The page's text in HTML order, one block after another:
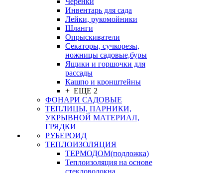
Инвентарь для сада
Лейки, рукомойники
Шланги
Опрыскиватели
Секаторы, сучкорезы,
ножницы садовые,буры
Ящики и горшочки для
рассады
Кашпо и кронштейны
+ ЕЩЕ 2
ФОНАРИ САДОВЫЕ
ТЕПЛИЦЫ, ПАРНИКИ,
УКРЫВНОЙ МАТЕРИАЛ,
ГРЯДКИ
РУБЕРОИД
ТЕПЛОИЗОЛЯЦИЯ
ТЕРМОДОМ(подложка)
Теплоизоляция на основе
стекловолокна